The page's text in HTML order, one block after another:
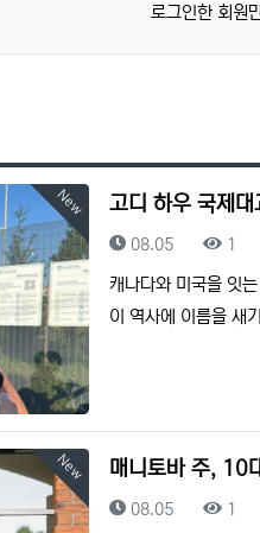
로그인한 회원
New 고디 하우 국제
등록일
08.05 조회
1
캐나다와 미국을 잇
이 역사에 이름을 새
New 매니토바 주, 10
등록일
08.05 조회
1